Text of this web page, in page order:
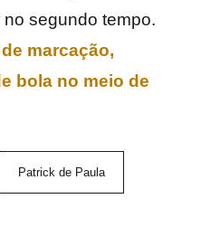
no segundo tempo.
marcação,
bola no meio de
Patrick de Paula